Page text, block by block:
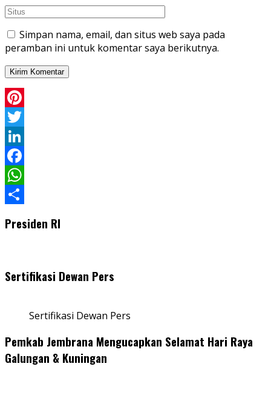
Simpan nama, email, dan situs web saya pada
peramban ini untuk komentar saya berikutnya.
Pinterest
Twitter
LinkedIn
Facebook
WhatsApp
Presiden RI
Sertifikasi Dewan Pers
Sertifikasi Dewan Pers
Pemkab Jembrana Mengucapkan Selamat Hari Raya
Galungan & Kuningan